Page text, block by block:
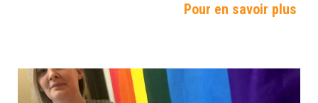
Pour en savoir plus